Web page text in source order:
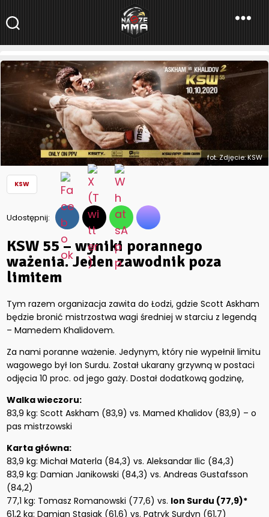
NaszeMMA
NaszeMMA.pl»Aktualności»Polskie MMA»KSW»KSW 55 – wyniki
porannego ważenia. Jeden zawodnik poza limitem
fot. Zdjęcie: KSW
KSW
Udostępnij:
KSW 55 – wyniki porannego
ważenia. Jeden zawodnik poza
limitem
Tym razem organizacja zawita do Łodzi, gdzie Scott Askham
będzie bronić mistrzostwa wagi średniej w starciu z legendą
– Mamedem Khalidovem.
Za nami poranne ważenie. Jedynym, który nie wypełnił limitu
wagowego był Ion Surdu. Został ukarany grzywną w postaci
odjęcia 10 proc. od jego gaży. Dostał dodatkową godzinę,
Walka wieczoru:
83,9 kg: Scott Askham (83,9) vs. Mamed Khalidov (83,9) – o
pas mistrzowski
Karta główna:
83,9 kg: Michał Materla (84,3) vs. Aleksandar Ilic (84,3)
83,9 kg: Damian Janikowski (84,3) vs. Andreas Gustafsson
(84,2)
77,1 kg: Tomasz Romanowski (77,6) vs. Ion Surdu (77,9)*
61,2 kg: Damian Stasiak (61,6) vs. Patryk Surdyn (61,7)